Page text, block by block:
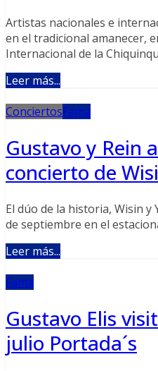
Artistas nacionales e
en el tradicional amanecer,
Internacional de la
Leer más...
ConciertosFama
Gustavo y Rein
concierto de
El dúo de la historia, Wisin y
de septiembre en el
Leer más...
Fama
Gustavo Elis
julio Portada´s